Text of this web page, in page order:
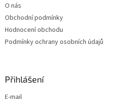
O nás
Obchodní podmínky
Hodnocení obchodu
Podmínky ochrany osobních údajů
Přihlášení
E-mail